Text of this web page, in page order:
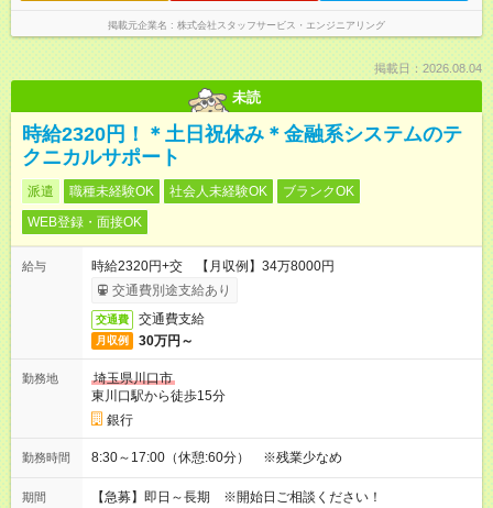
掲載元企業名 株式会社スタッフサービス・エンジニアリング
掲載日：2026.08.04
未読
時給2320円！＊土日祝休み＊金融系システムのテ
クニカルサポート
派遣 職種未経験OK 社会人未経験OK
ブランクOK
WEB登録・面接OK
給与
時給2320円+交 【月収例】34万8000円
交通費別途支給あり
交通費 交通費支給
月収例 30万円～
勤務地
埼玉県川口市
東川口駅から徒歩15分
銀行
勤務時間 8:30～17:00（休憩:60分） ※残業少なめ
期間 【急募】即日～長期 ※開始日ご相談ください！